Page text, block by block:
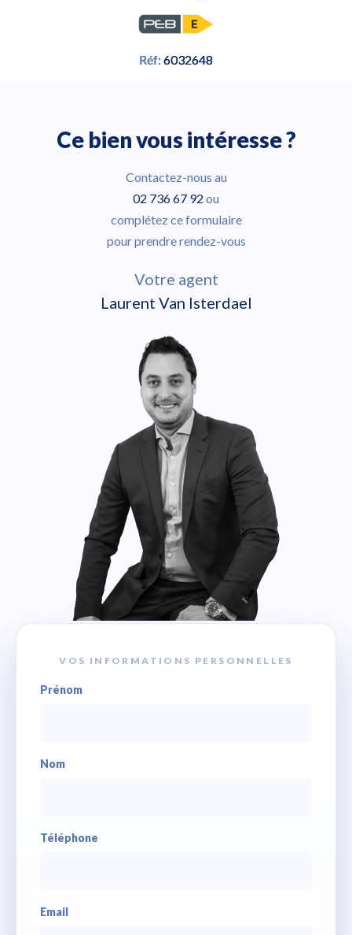
Réf: 6032648
Ce bien vous intéresse ?
Contactez-nous au
02 736 67 92 ou
complétez ce formulaire
pour prendre rendez-vous
Votre agent
Laurent Van Isterdael
VOS INFORMATIONS PERSONNELLES
Prénom
Nom
Téléphone
Email